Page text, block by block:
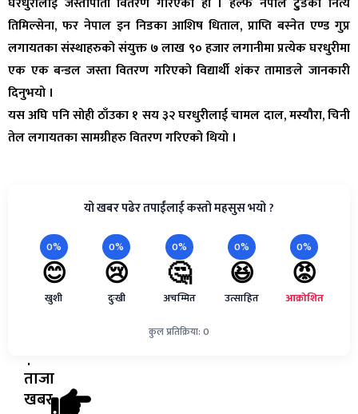
तिमिल्सेना, फर नेपाल इन निडका आशिष धिताल, प्राप्ति बस्नेत एण्ड गुप्र
लगायतका संस्थाहरुको संयुक्त ७ लाख ९० हजार लगानीमा प्रत्येक घरधुरीमा
एक एक बन्डल जस्ता वितरण गरिएको विद्यार्थी शंकर तामाङले जानकारी
दिनुभयो ।
यस अघि पनि सोही ठाँउका १ सय ३२ घरधुरीलाई चामल दाल, मस्यौरा, चिनी
तेल लगायतका सामग्रीहरु वितरण गरिएको थियो ।
यो खबर पढेर तपाईंलाई कस्तो महसुस भयो ?
0%
😊
खुशी
0%
😢
दुःखी
0%
🤔
अचम्मित
0%
😆
उत्साहित
0%
😡
आक्रोशित
कुल प्रतिक्रिया: 0
ताजा
खबर